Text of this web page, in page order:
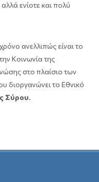
ενίοτε και πολύ
ανελλιπώς είναι το
Κοινωνία της
στο πλαίσιο των
διοργανώνει το Εθνικό
Σύρου.